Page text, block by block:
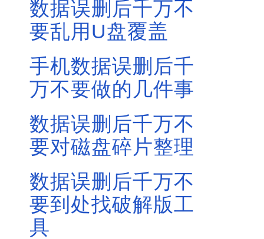
数据误删后千万不
要乱用U盘覆盖
手机数据误删后千
万不要做的几件事
数据误删后千万不
要对磁盘碎片整理
数据误删后千万不
要到处找破解版工
具